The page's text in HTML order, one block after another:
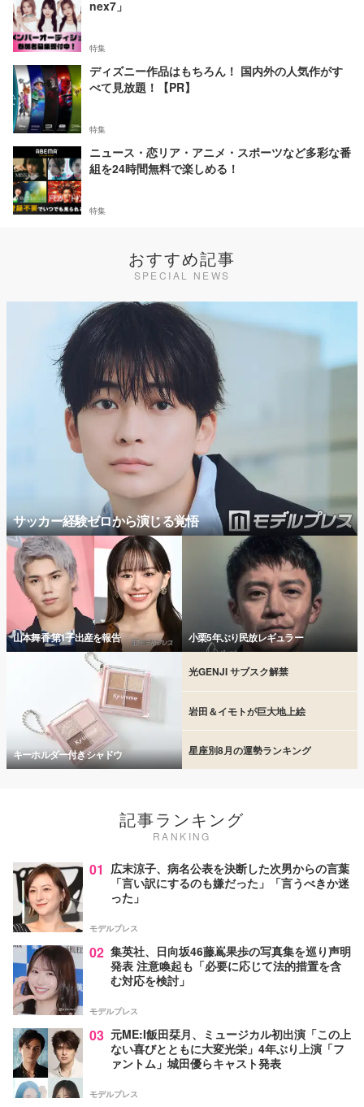
nex7」
特集
ディズニー作品はもちろん！ 国内外の人気作がす
べて見放題！【PR】
特集
ニュース・恋リア・アニメ・スポーツなど多彩な番
組を24時間無料で楽しめる！
特集
おすすめ記事
SPECIAL NEWS
サッカー経験ゼロから演じる覚悟
山本舞香 第1子出産を報告 小栗5年ぶり民放レギュラー
キーホルダー付きシャドウ
光GENJI サブスク解禁
岩田＆イモトが巨大地上絵
星座別8月の運勢ランキング
記事ランキング
RANKING
01 広末涼子、病名公表を決断した次男からの言葉
「言い訳にするのも嫌だった」「言うべきか迷
った」
モデルプレス
02 集英社、日向坂46藤嶌果歩の写真集を巡り声明
発表 注意喚起も「必要に応じて法的措置を含
む対応を検討」
モデルプレス
03 元ME:I飯田栞月、ミュージカル初出演「この上
ない喜びとともに大変光栄」4年ぶり上演「フ
ァントム」城田優らキャスト発表
モデルプレス